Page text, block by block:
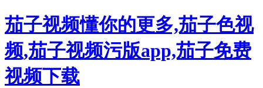
茄子视频懂你的更多,茄子色视
频,茄子视频污版app,茄子免费
视频下载